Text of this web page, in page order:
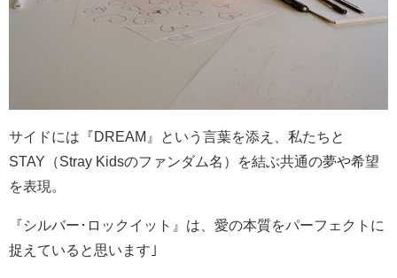
サイドには『DREAM 』という言葉を添え、私たちと
STAY （Stray Kidsのファンダム名）を結ぶ共通の夢や希望
を表現。
『シルバー･ロックイット』は、愛の本質をパーフェクトに
捉えていると思います｣